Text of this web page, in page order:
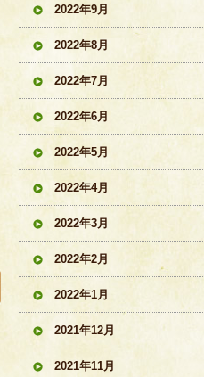
2022年9月
2022年8月
2022年7月
2022年6月
2022年5月
2022年4月
2022年3月
2022年2月
2022年1月
2021年12月
2021年11月